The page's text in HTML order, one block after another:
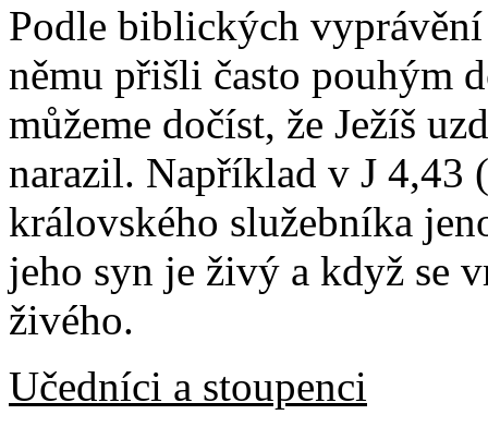
Podle biblických
němu přišli často pouhým
můžeme dočíst, že Ježíš
narazil. Například v J 4,43
královského služebníka
jeho syn je živý a když se
živého.
Učedníci a stoupenci